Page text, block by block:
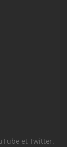
et Twitter.